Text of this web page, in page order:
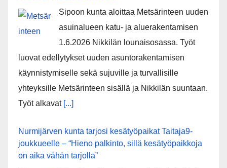
Sipoon kunta aloittaa Metsärinteen uuden
asuinalueen katu- ja aluerakentamisen
1.6.2026 Nikkilän lounaisosassa. Työt
luovat edellytykset uuden asuntorakentamisen
käynnistymiselle sekä sujuville ja turvallisille
yhteyksille Metsärinteen sisällä ja Nikkilän suuntaan.
Työt alkavat [...]
Nurmijärven kunta tarjosi kesätyöpaikat Taitaja9-
joukkueelle – “Hieno palkinto, sillä kesätyöpaikkoja
on aika vähän tarjolla”